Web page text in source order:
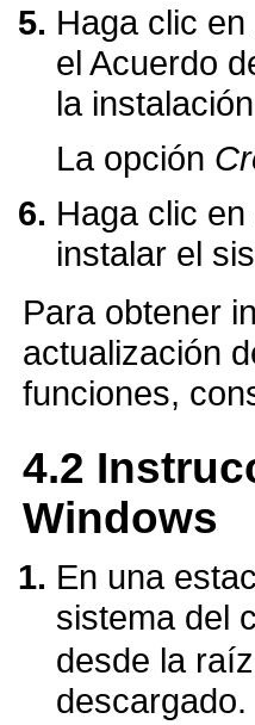
Haga clic en
el Acuerdo
la
La opción
Haga clic en
instalar el
Para obtener
actualización
funciones,
4.2
Windows
En una
sistema del
desde la
descargado.